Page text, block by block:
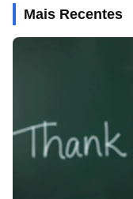
Mais Recentes